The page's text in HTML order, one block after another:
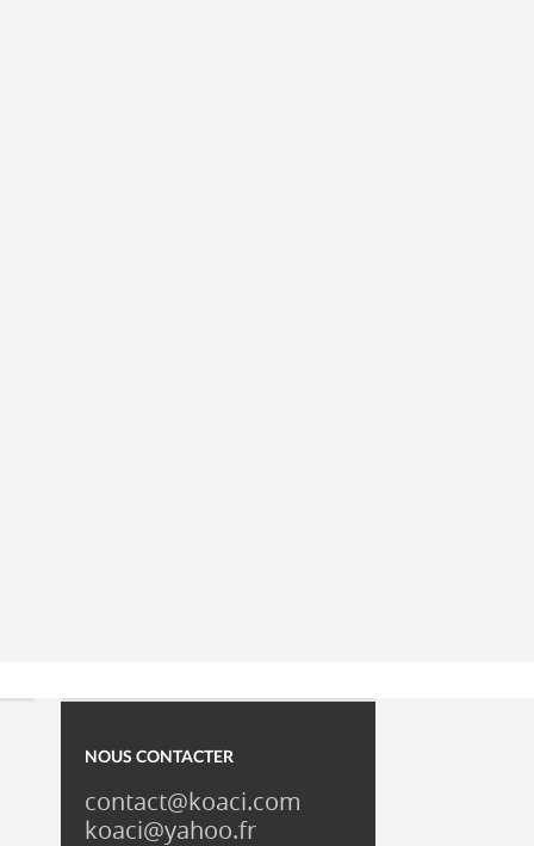
NOUS CONTACTER
contact@koaci.com
koaci@yahoo.fr